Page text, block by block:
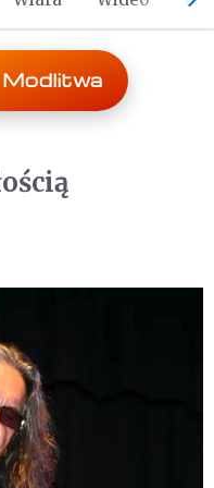
Modlitwa